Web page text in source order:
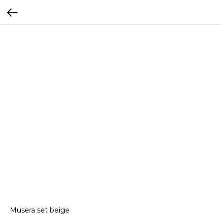
Musera set beige